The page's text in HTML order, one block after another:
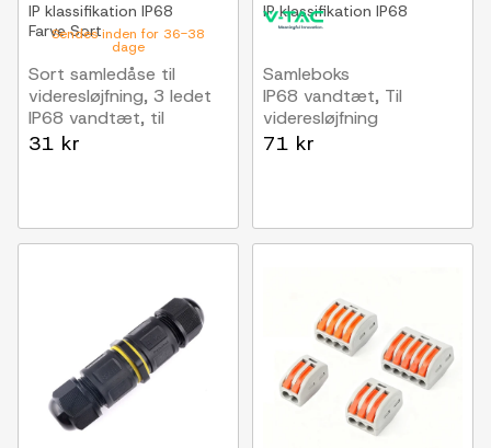
Sendes inden for 36-38
dage
IP klassifikation IP68
FarveSort
Sort samledåse til
videresløjfning, 3 ledet
IP68 vandtæt, til
samling af ledninger,
31 kr
IP klassifikation IP68
Samleboks
IP68 vandtæt, Til
videresløjfning
71 kr